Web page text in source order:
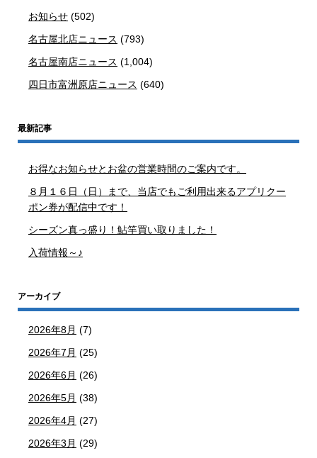
お知らせ (502)
名古屋北店ニュース (793)
名古屋南店ニュース (1,004)
四日市富洲原店ニュース (640)
最新記事
お得なお知らせとお盆の営業時間のご案内です。
８月１６日（日）まで、当店でもご利用出来るアプリクー
ポン券が配信中です！
シーズン真っ盛り！鮎竿買い取りました！
入荷情報～♪
アーカイブ
2026年8月 (7)
2026年7月 (25)
2026年6月 (26)
2026年5月 (38)
2026年4月 (27)
2026年3月 (29)